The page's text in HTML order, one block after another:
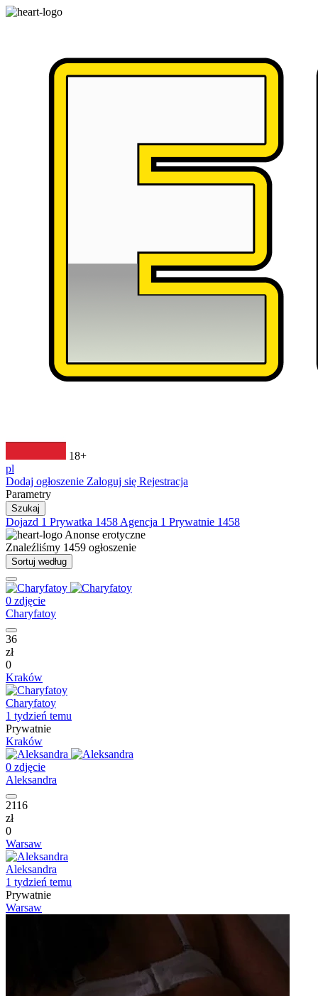
18+
pl
Dodaj ogłoszenie Zaloguj się Rejestracja
Parametry
Szukaj
Dojazd 1 Prywatka 1458 Agencja 1 Prywatnie 1458
Anonse erotyczne
Znaleźliśmy 1459 ogłoszenie
Sortuj według
0 zdjęcie
Charyfatoy
36
zł
0
Kraków
Charyfatoy
1 tydzień temu
Prywatnie
Kraków
0 zdjęcie
Aleksandra
2116
zł
0
Warsaw
Aleksandra
1 tydzień temu
Prywatnie
Warsaw